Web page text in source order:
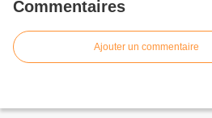
Commentaires
Ajouter un commentaire